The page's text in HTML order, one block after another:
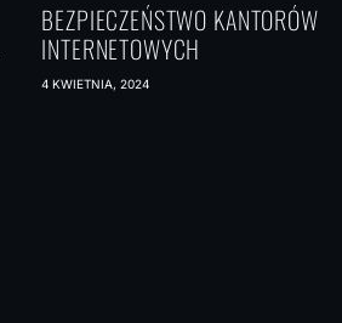
BEZPIECZEŃSTWO KANTORÓW
INTERNETOWYCH
4 KWIETNIA, 2024